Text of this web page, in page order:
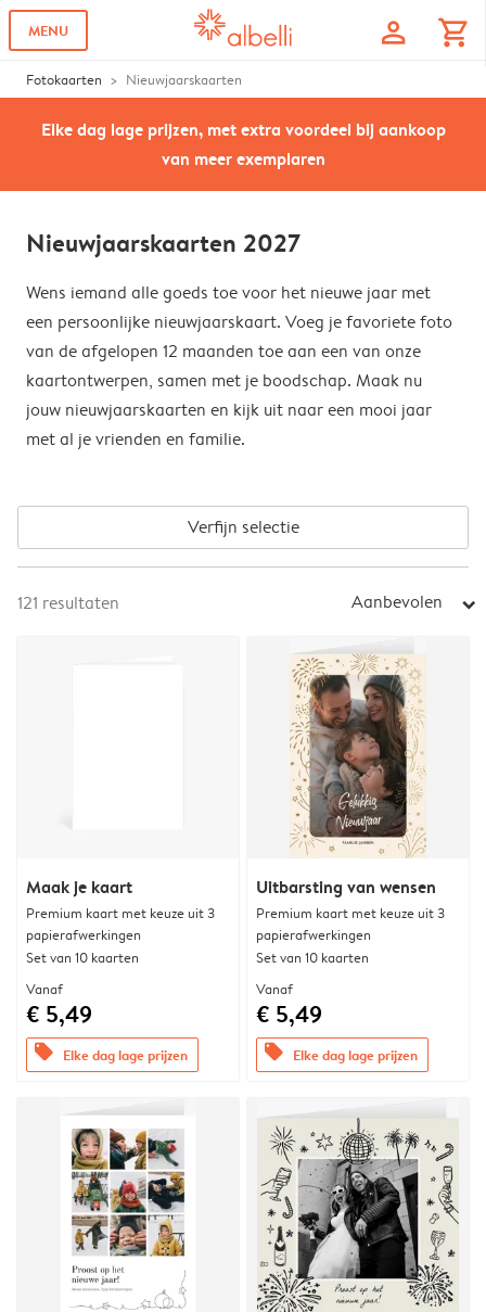
MENU profile shopping_cart
Fotokaarten Nieuwjaarskaarten
Elke dag lage prijzen, met extra voordeel bij aankoop
van meer exemplaren
Nieuwjaarskaarten 2027
Wens iemand alle goeds toe voor het nieuwe jaar met
een persoonlijke nieuwjaarskaart. Voeg je favoriete foto
van de afgelopen 12 maanden toe aan een van onze
kaartontwerpen, samen met je boodschap. Maak nu
jouw nieuwjaarskaarten en kijk uit naar een mooi jaar
met al je vrienden en familie.
Verfijn selectie
121 resultaten Aanbevolen arrow_right
Maak je kaart
Premium kaart met keuze uit 3
papierafwerkingen
Set van 10 kaarten
Vanaf
€ 5,49
offers Elke dag lage prijzen
Uitbarsting van wensen
Premium kaart met keuze uit 3
papierafwerkingen
Set van 10 kaarten
Vanaf
€ 5,49
offers Elke dag lage prijzen